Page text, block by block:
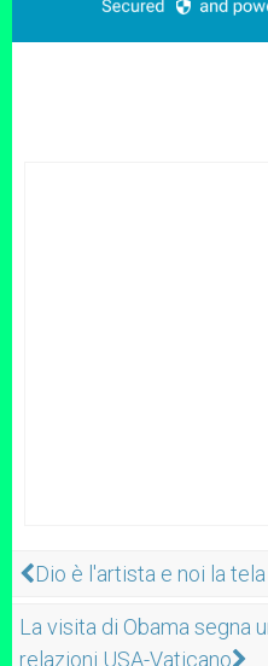
Dio è l'artista e noi la tela
La visita di Obama segna
relazioni USA-Vaticano